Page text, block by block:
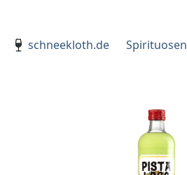
schneekloth.de
Spirituosen
Bildergalerie überspringen